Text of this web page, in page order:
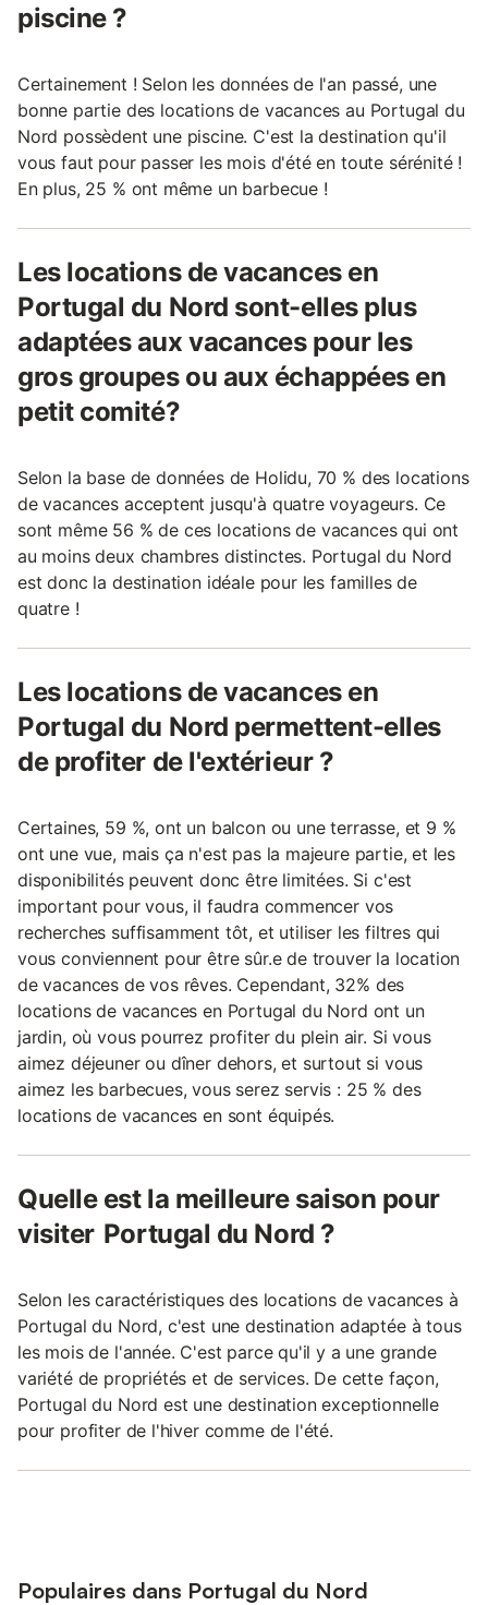
piscine ?
Certainement ! Selon les données de l'an passé, une
bonne partie des locations de vacances au Portugal du
Nord possèdent une piscine. C'est la destination qu'il
vous faut pour passer les mois d'été en toute sérénité !
En plus, 25 % ont même un barbecue !
Les locations de vacances en
Portugal du Nord sont-elles plus
adaptées aux vacances pour les
gros groupes ou aux échappées en
petit comité?
Selon la base de données de Holidu, 70 % des locations
de vacances acceptent jusqu'à quatre voyageurs. Ce
sont même 56 % de ces locations de vacances qui ont
au moins deux chambres distinctes. Portugal du Nord
est donc la destination idéale pour les familles de
quatre !
Les locations de vacances en
Portugal du Nord permettent-elles
de profiter de l'extérieur ?
Certaines, 59 %, ont un balcon ou une terrasse, et 9 %
ont une vue, mais ça n'est pas la majeure partie, et les
disponibilités peuvent donc être limitées. Si c'est
important pour vous, il faudra commencer vos
recherches suffisamment tôt, et utiliser les filtres qui
vous conviennent pour être sûr.e de trouver la location
de vacances de vos rêves. Cependant, 32% des
locations de vacances en Portugal du Nord ont un
jardin, où vous pourrez profiter du plein air. Si vous
aimez déjeuner ou dîner dehors, et surtout si vous
aimez les barbecues, vous serez servis : 25 % des
locations de vacances en sont équipés.
Quelle est la meilleure saison pour
visiter Portugal du Nord ?
Selon les caractéristiques des locations de vacances à
Portugal du Nord, c'est une destination adaptée à tous
les mois de l'année. C'est parce qu'il y a une grande
variété de propriétés et de services. De cette façon,
Portugal du Nord est une destination exceptionnelle
pour profiter de l'hiver comme de l'été.
Populaires dans Portugal du Nord